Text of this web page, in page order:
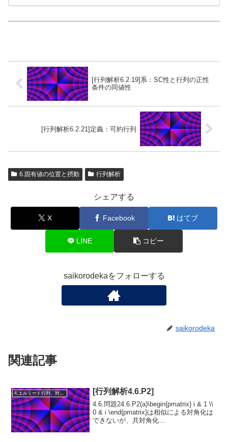
[行列解析6.2.19]系：SC性と行列の正性
条件の同値性
[行列解析6.2.21]定義：可約行列
6.固有値の位置と摂動 行列解析
シェアする
X Facebook はてブ
LINE コピー
saikorodekaをフォローする
saikorodeka
関連記事
4.エルミート行列、対称行列、合同行列 [行列解析4.6.P2]
4.6.問題24.6.P2(a)\begin{pmatrix} i & 1 \\
0 & i \end{pmatrix}は相似による対角化は
できないが、共対角化